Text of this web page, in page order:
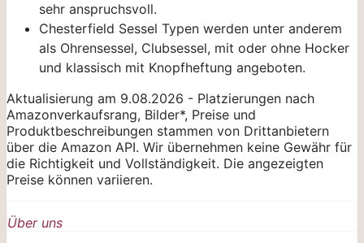
sehr anspruchsvoll.
Chesterfield Sessel Typen werden unter anderem
als Ohrensessel, Clubsessel, mit oder ohne Hocker
und klassisch mit Knopfheftung angeboten.
Aktualisierung am 9.08.2026 - Platzierungen nach
Amazonverkaufsrang, Bilder*, Preise und
Produktbeschreibungen stammen von Drittanbietern
über die Amazon API. Wir übernehmen keine Gewähr für
die Richtigkeit und Vollständigkeit. Die angezeigten
Preise können variieren.
Über uns